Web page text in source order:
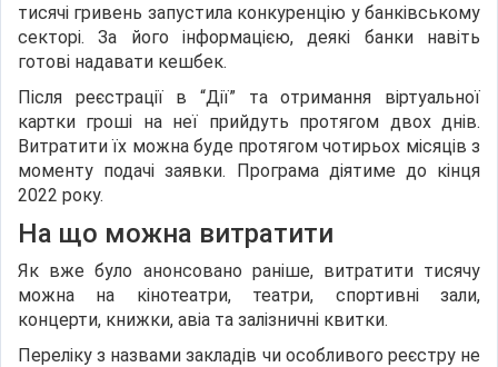
тисячі гривень запустила конкуренцію у банківському
секторі. За його інформацією, деякі банки навіть
готові надавати кешбек.
Після реєстрації в “Дії” та отримання віртуальної
картки гроші на неї прийдуть протягом двох днів.
Витратити їх можна буде протягом чотирьох місяців з
моменту подачі заявки. Програма діятиме до кінця
2022 року.
На що можна витратити
Як вже було анонсовано раніше, витратити тисячу
можна на кінотеатри, театри, спортивні зали,
концерти, книжки, авіа та залізничні квитки.
Переліку з назвами закладів чи особливого реєстру не